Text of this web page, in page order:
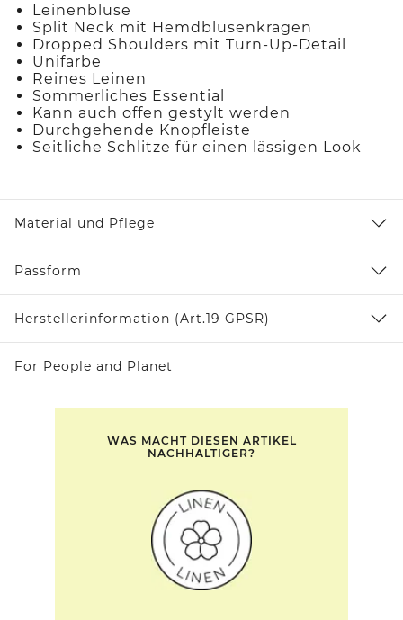
Leinenbluse
Split Neck mit Hemdblusenkragen
Dropped Shoulders mit Turn-Up-Detail
Unifarbe
Reines Leinen
Sommerliches Essential
Kann auch offen gestylt werden
Durchgehende Knopfleiste
Seitliche Schlitze für einen lässigen Look
Material und Pflege
Passform
Herstellerinformation (Art.19 GPSR)
For People and Planet
WAS MACHT DIESEN ARTIKEL
NACHHALTIGER?